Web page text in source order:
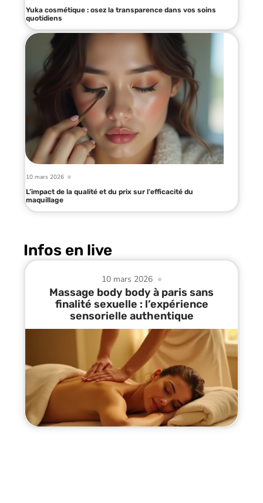
Yuka cosmétique : osez la transparence dans vos soins
quotidiens
10 mars 2026
L’impact de la qualité et du prix sur l’efficacité du
maquillage
Infos en live
10 mars 2026
Massage body body à paris sans
finalité sexuelle : l’expérience
sensorielle authentique